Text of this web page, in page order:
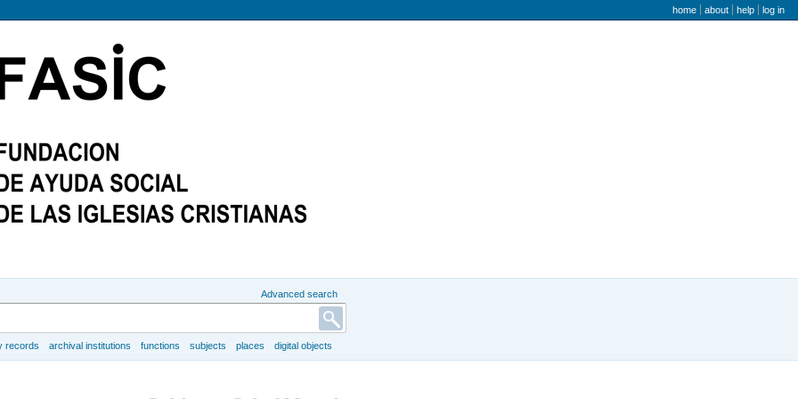
user menu
home about help log in
Advanced search
records archival institutions functions subjects places digital objects